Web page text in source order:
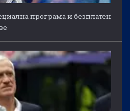
програма и безплатен